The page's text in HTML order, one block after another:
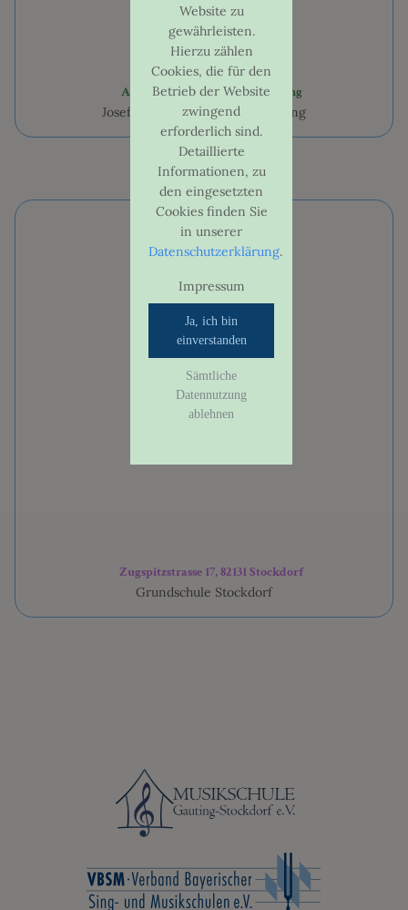
FÖRDERVEREIN
UNTERRICHT
ELEMENTARFÄCHER
INSTRUMENTAL - UND VOKALUNTERRICHT
UNTERRICHTSORTE
LEIHINSTRUMENTE
ENTGELT
ENSEMBLES
Ammerseestrasse 4, 82131 Gauting
Josef-Dosch-Grundschule Gauting
Zugspitzstrasse 17, 82131 Stockdorf
Grundschule Stockdorf
Website zu
gewährleisten.
Hierzu zählen
Cookies, die für den
Betrieb der Website
zwingend
erforderlich sind.
Detaillierte
Informationen, zu
den eingesetzten
Cookies finden Sie
in unserer
Datenschutzerklärung.
Impressum
Ja, ich bin
einverstanden
Sämtliche
Datennutzung
ablehnen